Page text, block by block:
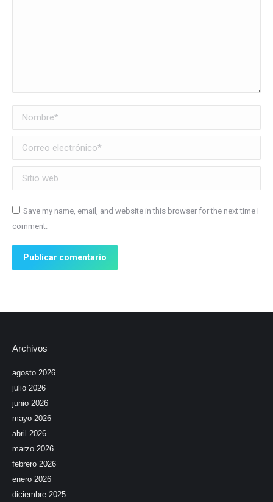
Nombre *
Correo electrónico *
Sitio web
Save my name, email, and website in this browser for the next time I
comment.
Publicar comentario
Archivos
agosto 2026
julio 2026
junio 2026
mayo 2026
abril 2026
marzo 2026
febrero 2026
enero 2026
diciembre 2025